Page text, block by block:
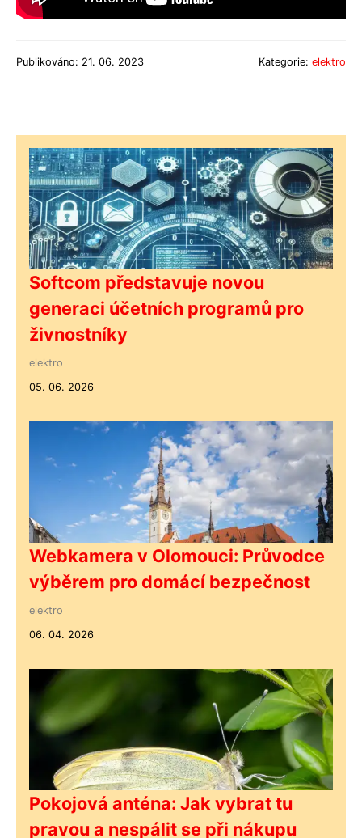
Publikováno: 21. 06. 2023 Kategorie: elektro
Softcom představuje novou
generaci účetních programů pro
živnostníky
elektro
05. 06. 2026
Webkamera v Olomouci: Průvodce
výběrem pro domácí bezpečnost
elektro
06. 04. 2026
Pokojová anténa: Jak vybrat tu
pravou a nespálit se při nákupu